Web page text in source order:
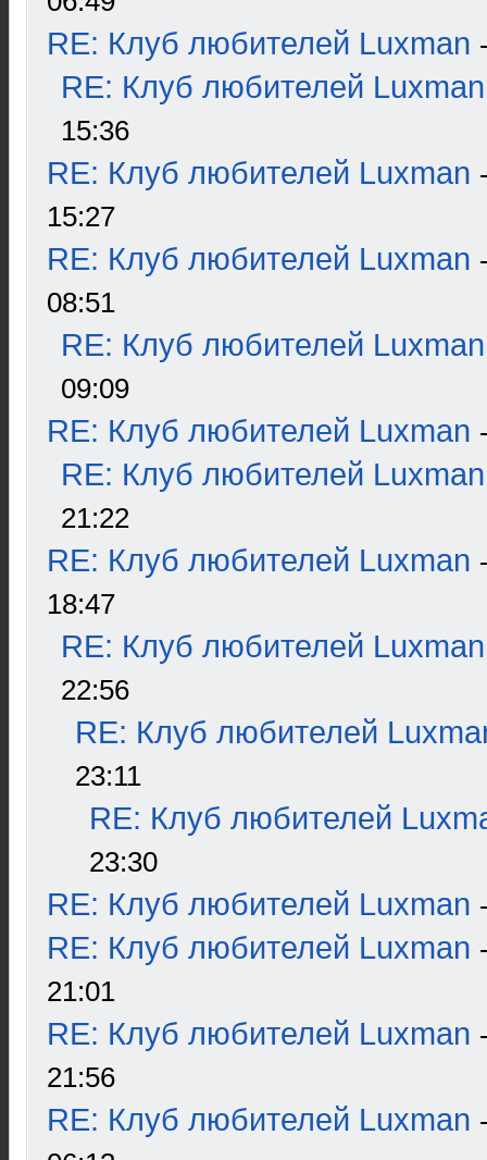
RE: Клуб любителей Luxman
RE: Клуб любителей Luxman
15:36
RE: Клуб любителей Luxman
15:27
RE: Клуб любителей Luxman
08:51
RE: Клуб любителей Luxman
09:09
RE: Клуб любителей Luxman
RE: Клуб любителей Luxman
21:22
RE: Клуб любителей Luxman
18:47
RE: Клуб любителей Luxman
22:56
RE: Клуб любителей
23:11
RE: Клуб любителей
23:30
RE: Клуб любителей Luxman
RE: Клуб любителей Luxman
21:01
RE: Клуб любителей Luxman
21:56
RE: Клуб любителей Luxman